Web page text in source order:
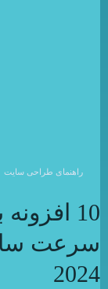
راهنمای طراحی سایت
10
سرعت
2024